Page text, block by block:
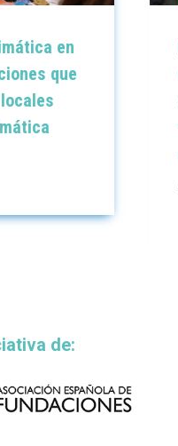
en
que
de: